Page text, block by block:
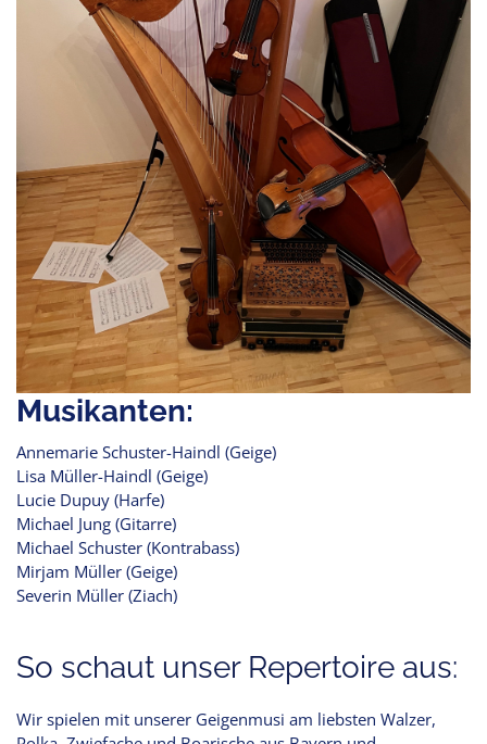
Musikanten:
Annemarie Schuster-Haindl (Geige)
Lisa Müller-Haindl (Geige)
Lucie Dupuy (Harfe)
Michael Jung (Gitarre)
Michael Schuster (Kontrabass)
Mirjam Müller (Geige)
Severin Müller (Ziach)
So schaut unser Repertoire aus:
Wir spielen mit unserer Geigenmusi am liebsten Walzer,